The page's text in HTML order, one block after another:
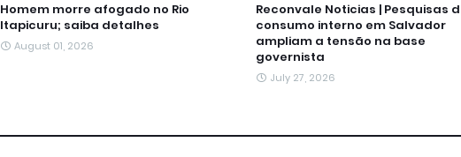
Homem morre afogado no Rio
Itapicuru; saiba detalhes
August 01, 2026
Reconvale Noticias | Pesquisas
consumo interno em Salvador
ampliam a tensão na base
governista
July 27, 2026